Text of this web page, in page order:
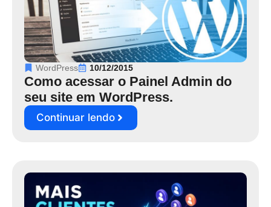
WordPress 10/12/2015
Como acessar o Painel Admin do
seu site em WordPress.
Continuar lendo